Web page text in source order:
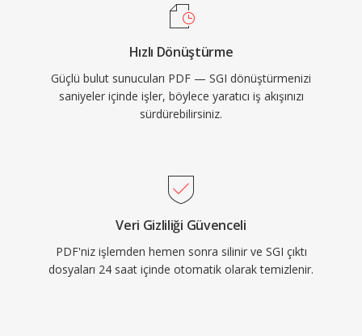
Hızlı Dönüştürme
Güçlü bulut sunucuları PDF — SGI dönüştürmenizi
saniyeler içinde işler, böylece yaratıcı iş akışınızı
sürdürebilirsiniz.
Veri Gizliliği Güvenceli
PDF'niz işlemden hemen sonra silinir ve SGI çıktı
dosyaları 24 saat içinde otomatik olarak temizlenir.